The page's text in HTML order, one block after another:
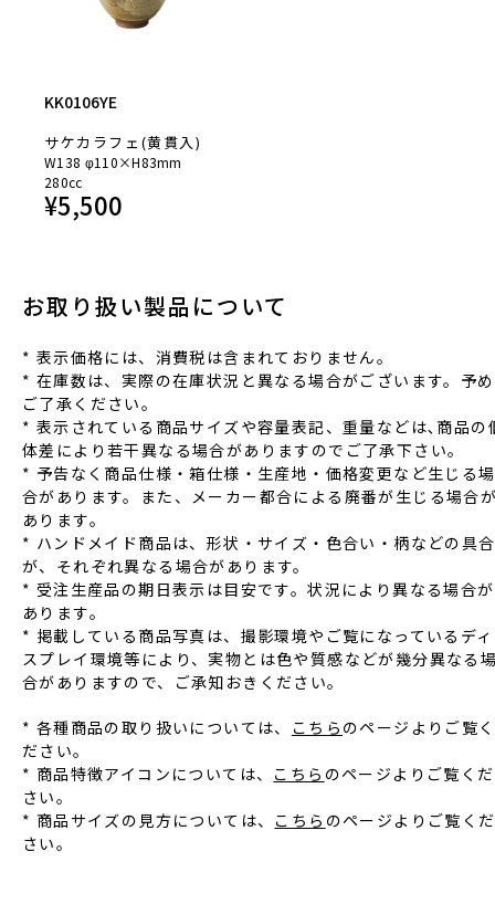
KK0106YE
サケカラフェ(黄貫入)
W138 φ110×H83mm
280cc
¥5,500
お取り扱い製品について
* 表⽰価格には、消費税は含まれておりません。
* 在庫数は、実際の在庫状況と異なる場合がございます。予め
ご了承ください。
* 表⽰されている商品サイズや容量表記、重量などは､商品の
体差により若⼲異なる場合がありますのでご了承下さい。
* 予告なく商品仕様‧箱仕様‧⽣産地‧価格変更など⽣じる場
合があります。また、メーカー都合による廃番が⽣じる場合
あります。
* ハンドメイド商品は、形状‧サイズ‧⾊合い‧柄などの具合
が、それぞれ異なる場合があります。
* 受注⽣産品の期⽇表⽰は⽬安です。状況により異なる場合が
あります。
* 掲載している商品写真は、撮影環境やご覧になっているディ
スプレイ環境等により、実物とは⾊や質感などが幾分異なる
合がありますので、ご承知おきください。
* 各種商品の取り扱いについては、 こちら のページよりご覧く
ださい。
* 商品特徴アイコンについては、 こちら のページよりご覧くだ
さい。
* 商品サイズの見方については、 こちら のページよりご覧くだ
さい。